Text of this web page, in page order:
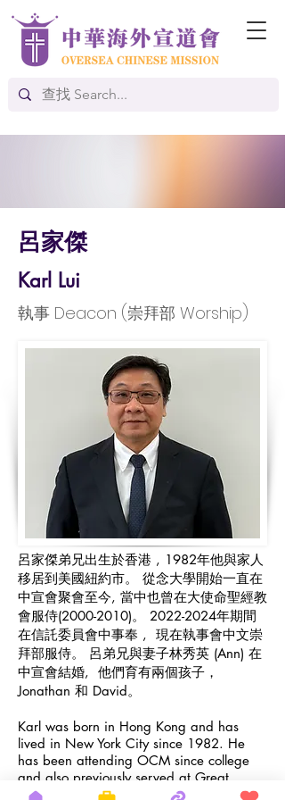
呂家傑
Karl Lui
執事 Deacon (崇拜部 Worship)
呂家傑弟兄出生於香港 , 1982年他與家人
移居到美國紐約市。 從念大學開始一直在
中宣會聚會至今, 當中也曾在大使命聖經教
會服侍(2000-2010)。 2022-2024年期間
在信託委員會中事奉 , 現在執事會中文崇
拜部服侍。 呂弟兄與妻子林秀英 (Ann) 在
中宣會結婚, 他們育有兩個孩子，
Jonathan 和 David。
Karl was born in Hong Kong and has
lived in New York City since 1982. He
has been attending OCM since college
and also previously served at Great
Commission Bible Church (2000–2010).